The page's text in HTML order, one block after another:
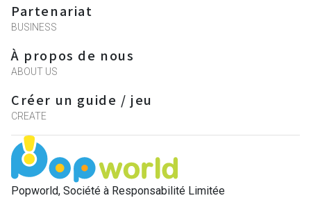
Popworld, Société à Responsabilité Limitée
Partenariat
BUSINESS
À propos de nous
ABOUT US
Créer un guide / jeu
CREATE